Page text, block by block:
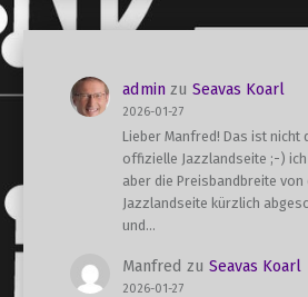
adminzu Seavas Koarl
2026-01-27
Lieber Manfred! Das ist nicht
offizielle Jazzlandseite ;-) ich
aber die Preisbandbreite von
Jazzlandseite kürzlich
und…
Manfred zu Seavas Koarl
2026-01-27